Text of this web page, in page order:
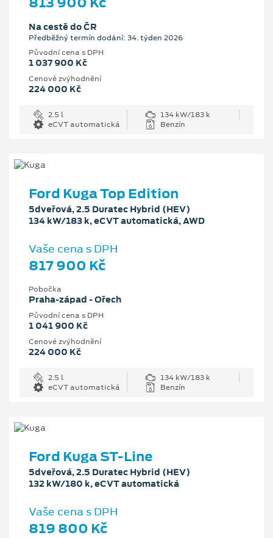
Na cestě do ČR
Předběžný termín dodání: 34. týden 2026
Původní cena s DPH
1 037 900 Kč
Cenové zvýhodnění
224 000 Kč
2.5 l
134 kW/183 k
eCVT automatická
Benzín
Ford Kuga Top Edition
5dveřová, 2.5 Duratec Hybrid (HEV)
134 kW/183 k, eCVT automatická, AWD
Vaše cena s DPH
817 900 Kč
Pobočka
Praha-západ - Ořech
Původní cena s DPH
1 041 900 Kč
Cenové zvýhodnění
224 000 Kč
2.5 l
134 kW/183 k
eCVT automatická
Benzín
Ford Kuga ST-Line
5dveřová, 2.5 Duratec Hybrid (HEV)
132 kW/180 k, eCVT automatická
Vaše cena s DPH
819 800 Kč